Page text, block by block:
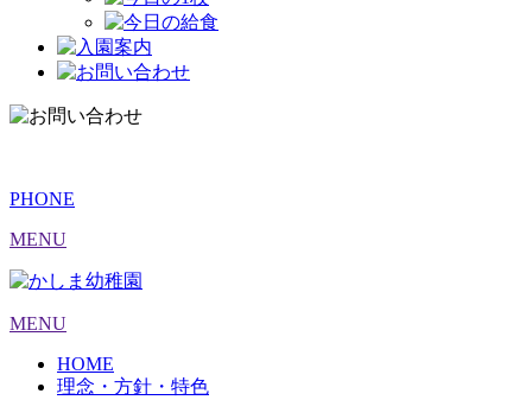
PHONE
MENU
MENU
HOME
理念・方針・特色